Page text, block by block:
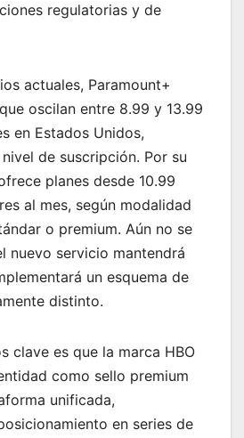
regulatorias y de
actuales, Paramount+
oscilan entre 8.99 y 13.99
en Estados Unidos,
de suscripción. Por su
planes desde 10.99
al mes, según modalidad
o premium. Aún no se
nuevo servicio mantendrá
un esquema de
distinto.
clave es que la marca HBO
como sello premium
unificada,
en series de